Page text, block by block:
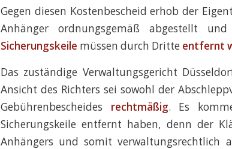
Gegen diesen Kostenbescheid erhob der
Anhänger ordnungsgemäß abgestellt
Sicherungskeile müssen durch Dritte entfernt
Das zuständige Verwaltungsgericht
Ansicht des Richters sei sowohl der
Gebührenbescheides rechtmäßig. Es
Sicherungskeile entfernt haben, denn der
Anhängers und somit verwaltungsrechtlich